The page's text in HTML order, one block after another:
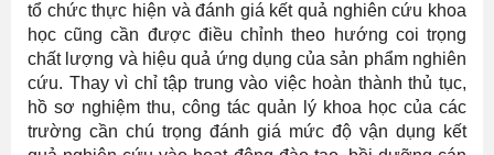
tổ chức thực hiện và đánh giá kết quả nghiên cứu khoa
học cũng cần được điều chỉnh theo hướng coi trọng
chất lượng và hiệu quả ứng dụng của sản phẩm nghiên
cứu. Thay vì chỉ tập trung vào việc hoàn thành thủ tục,
hồ sơ nghiệm thu, công tác quản lý khoa học của các
trường cần chú trọng đánh giá mức độ vận dụng kết